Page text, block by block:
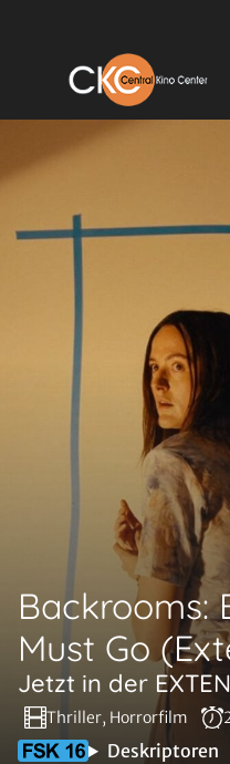
Backrooms:
Must Go
Jetzt in der
Thriller, Horrorfilm
Deskriptoren